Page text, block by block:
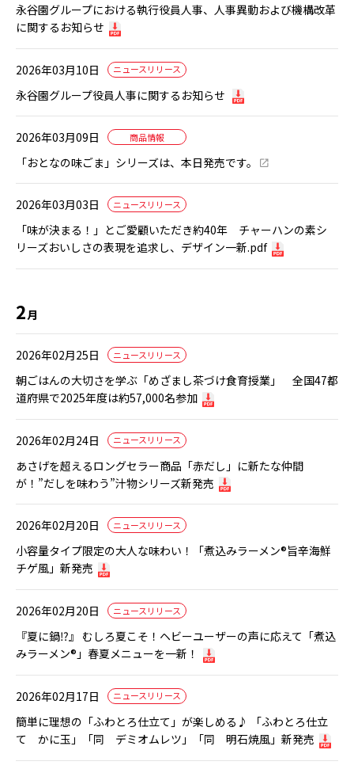
永谷園グループにおける執行役員人事、人事異動および機構改革
に関するお知らせ
2026年03月10日 ニュースリリース
永谷園グループ役員人事に関するお知らせ
2026年03月09日 商品情報
「おとなの味ごま」シリーズは、本日発売です。
2026年03月03日 ニュースリリース
「味が決まる！」とご愛顧いただき約40年 チャーハンの素シ
リーズおいしさの表現を追求し、デザイン一新.pdf
2月
2026年02月25日 ニュースリリース
朝ごはんの大切さを学ぶ「めざまし茶づけ食育授業」 全国47都
道府県で2025年度は約57,000名参加
2026年02月24日 ニュースリリース
あさげを超えるロングセラー商品「赤だし」に新たな仲間
が！”だしを味わう”汁物シリーズ新発売
2026年02月20日 ニュースリリース
小容量タイプ限定の大人な味わい！「煮込みラーメン®旨辛海鮮
チゲ風」新発売
2026年02月20日 ニュースリリース
『夏に鍋⁉』 むしろ夏こそ！ヘビーユーザーの声に応えて「煮込
みラーメン®」春夏メニューを一新！
2026年02月17日 ニュースリリース
簡単に理想の「ふわとろ仕立て」が楽しめる♪ 「ふわとろ仕立
て かに玉」「同 デミオムレツ」「同 明石焼風」新発売